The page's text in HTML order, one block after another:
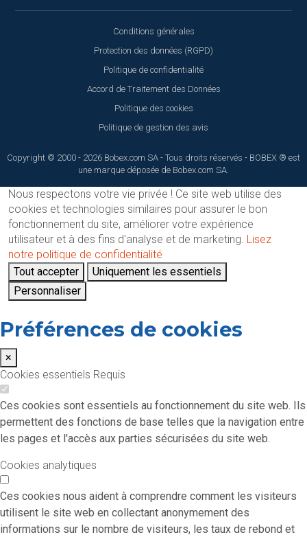
Conditions générales
Protection des données (RGPD)
Politique de confidentialité
Accord de Traitement des Données
Politique des cookies
Politique de gestion des avis
Copyright © 2000 - 2026 Bobex.com SA - Tous droits réservés - BOBEX ® est
une marque déposée de Bobex.com SA.
Nous respectons votre vie privée ! Ce site web utilise des
cookies et technologies similaires pour assurer le bon
fonctionnement du site, améliorer votre expérience
utilisateur et à des fins d'analyse et de marketing. Lisez
notre politique de confidentialité
Tout accepter
Uniquement les essentiels
Personnaliser
Préférences de cookies
×
Cookies essentiels Requis
Ces cookies sont essentiels au fonctionnement du site web. Ils
permettent des fonctions de base telles que la navigation entre
les pages et l'accès aux parties sécurisées du site web.
Cookies analytiques
Ces cookies nous aident à comprendre comment les visiteurs
utilisent le site web en collectant anonymement des
informations sur le nombre de visiteurs, les taux de rebond et